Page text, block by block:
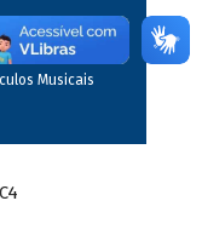
Musicais